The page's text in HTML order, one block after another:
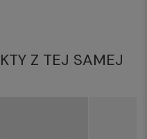
Z TEJ SAMEJ